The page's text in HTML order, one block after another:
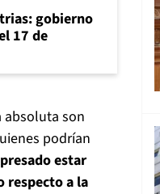
gobierno
17 de
absoluta son
podrían
estar
respecto a la